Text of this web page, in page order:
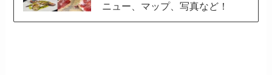
ニュー、マップ、写真など！